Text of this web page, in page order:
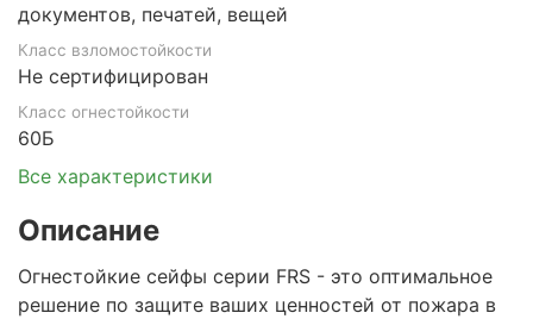
документов, печатей, вещей
Класс взломостойкости
Не сертифицирован
Класс огнестойкости
60Б
Все характеристики
Описание
Огнестойкие сейфы серии FRS - это оптимальное
решение по защите ваших ценностей от пожара в